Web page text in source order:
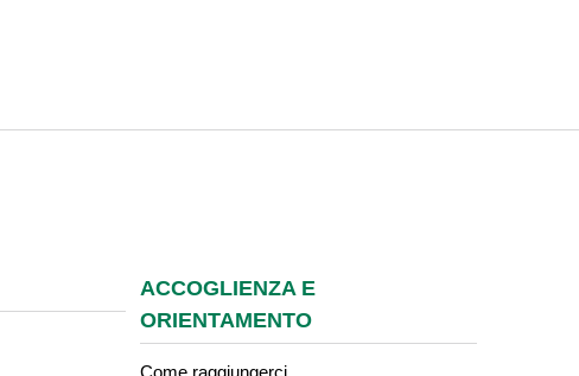
ACCOGLIENZA E
ORIENTAMENTO
Come raggiungerci